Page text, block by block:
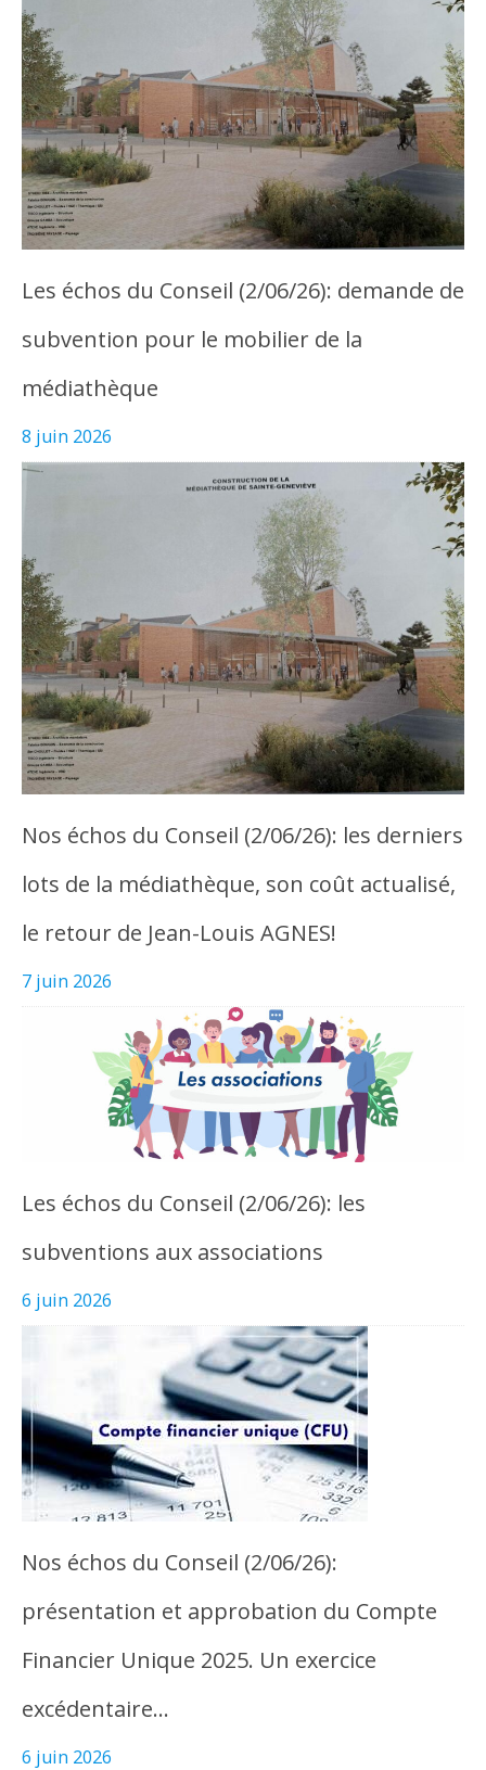
Les échos du Conseil (2/06/26): demande de
subvention pour le mobilier de la
médiathèque
8 juin 2026
Nos échos du Conseil (2/06/26): les derniers
lots de la médiathèque, son coût actualisé,
le retour de Jean-Louis AGNES!
7 juin 2026
Les échos du Conseil (2/06/26): les
subventions aux associations
6 juin 2026
Nos échos du Conseil (2/06/26):
présentation et approbation du Compte
Financier Unique 2025. Un exercice
excédentaire…
6 juin 2026